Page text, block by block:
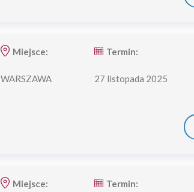
Miejsce: Termin:
WARSZAWA 27 listopada 2025
Miejsce: Termin: